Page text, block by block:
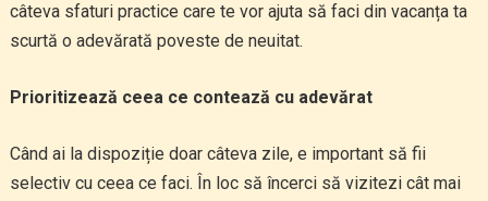
câteva sfaturi practice care te vor ajuta să faci din vacanța ta
scurtă o adevărată poveste de neuitat.
Prioritizează ceea ce contează cu adevărat
Când ai la dispoziție doar câteva zile, e important să fii
selectiv cu ceea ce faci. În loc să încerci să vizitezi cât mai